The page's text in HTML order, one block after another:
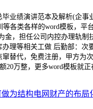
绩演讲范本及解析(企事
各类各样的word模板，
，担任公司内控办理轨
理等相关工做 后勤部：
替代，免费注册，甲方
20万整，更多word模板就
为结构电网财产的布局